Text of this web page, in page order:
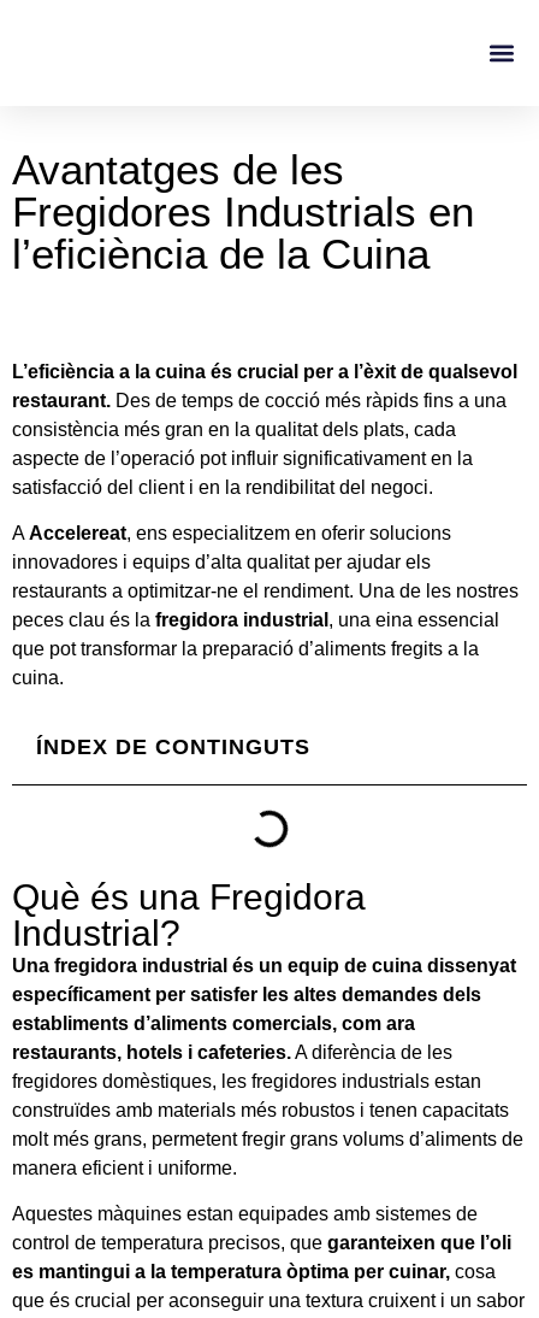
Avantatges de les
Fregidores Industrials en
l’eficiència de la Cuina
L’eficiència a la cuina és crucial per a l’èxit de qualsevol
restaurant. Des de temps de cocció més ràpids fins a una
consistència més gran en la qualitat dels plats, cada
aspecte de l’operació pot influir significativament en la
satisfacció del client i en la rendibilitat del negoci.
AAccelereat, ens especialitzem en oferir solucions
innovadores i equips d’alta qualitat per ajudar els
restaurants a optimitzar-ne el rendiment. Una de les nostres
peces clau és la fregidora industrial , una eina essencial
que pot transformar la preparació d’aliments fregits a la
cuina.
ÍNDEX DE CONTINGUTS
Què és una Fregidora
Industrial?
Una fregidora industrial és un equip de cuina dissenyat
específicament per satisfer les altes demandes dels
establiments d’aliments comercials, com ara
restaurants, hotels i cafeteries.A diferència de les
fregidores domèstiques, les fregidores industrials estan
construïdes amb materials més robustos i tenen capacitats
molt més grans, permetent fregir grans volums d’aliments de
manera eficient i uniforme.
Aquestes màquines estan equipades amb sistemes de
control de temperatura precisos, que garanteixen que l’oli
es mantingui a la temperatura òptima per cuinar, cosa
que és crucial per aconseguir una textura cruixent i un sabor